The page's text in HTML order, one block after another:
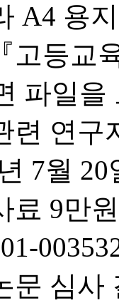
A4 용
고등교
파일
련 연구
7월
료 9만
문 심사